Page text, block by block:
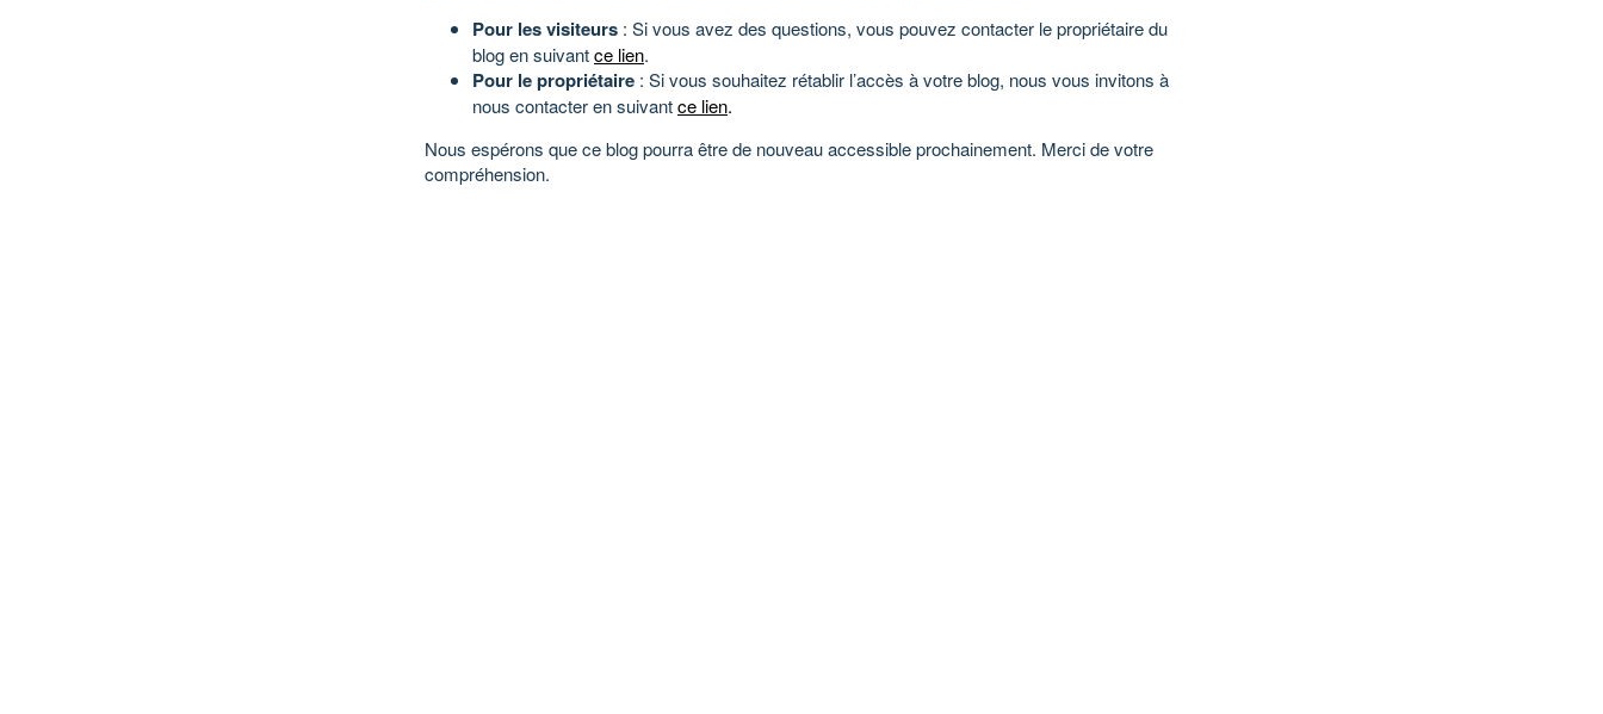
Pour les visiteurs : Si vous avez des questions, vous pouvez contacter le propriétaire du
blog en suivantce lien.
Pour le propriétaire : Si vous souhaitez rétablir l’accès à votre blog, nous vous invitons à
nous contacter en suivantce lien.
Nous espérons que ce blog pourra être de nouveau accessible prochainement. Merci de votre
compréhension.